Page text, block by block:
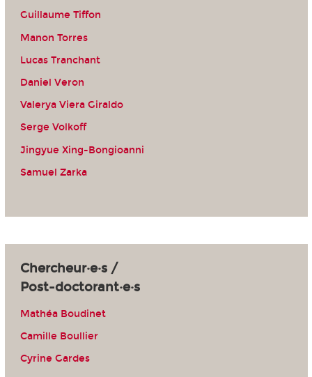
Guillaume Tiffon
Manon Torres
Lucas Tranchant
Daniel Veron
Valerya Viera Giraldo
Serge Volkoff
Jingyue Xing-Bongioanni
Samuel Zarka
Chercheur·e·s /
Post-doctorant·e·s
Mathéa Boudinet
Camille Boullier
Cyrine Gardes